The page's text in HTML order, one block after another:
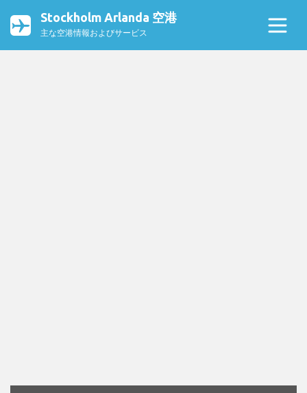
Stockholm Arlanda 空港
主な空港情報およびサービス